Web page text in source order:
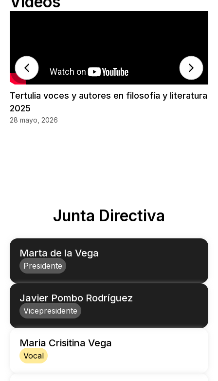
Tertulia voces y autores en filosofía y literatura
2025
28 mayo, 2026
Junta Directiva
Marta de la Vega
Presidente
Javier Pombo Rodríguez
Vicepresidente
Maria Crisitina Vega
Vocal